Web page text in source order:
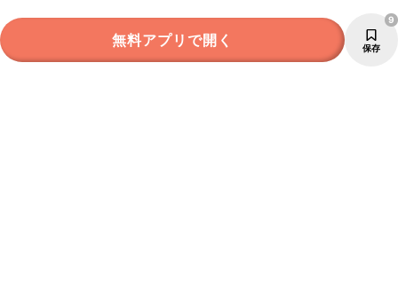
無料アプリで開く 保存
9